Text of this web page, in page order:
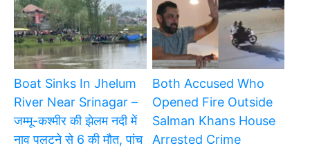
Boat Sinks In Jhelum
River Near Srinagar –
जम्मू-कश्मीर की झेलम नदी में
नाव पलटने से 6 की मौत, पांच
Both Accused Who
Opened Fire Outside
Salman Khans House
Arrested Crime